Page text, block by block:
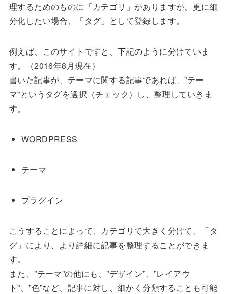
理するためのものに「カテゴリ」がありますが、更に細
分化したい場合、「タグ」として登録します。
例えば、このサイトですと、下記のように分けていま
す。（2016年8月現在）
書いた記事が、テーマに関する記事であれば、”テー
マ”というタグを選択（チェック）し、整理していきま
す。
WORDPRESS
テーマ
プラグイン
こうすることによって、カテゴリで大きく分けて、「タ
グ」により、より詳細に記事を整理することができま
す。
また、”テーマ”の他にも、”デザイン”、”レイアウ
ト”、”色”など、記事に対し、細かく分類することも可能